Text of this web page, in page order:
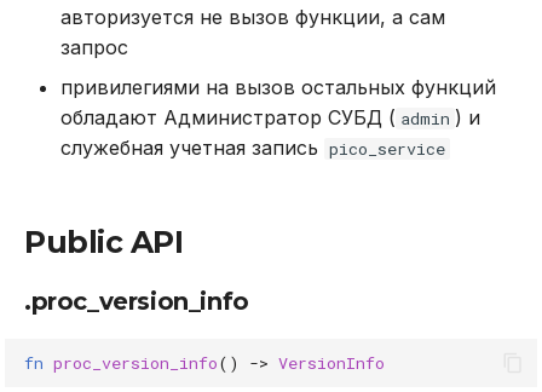
.proc_replication_sync
.proc_rpc_dispatch
.proc_runtime_info
авторизуется не вызов функции, а сам
запрос
привилегиями на вызов остальных функций
обладают Администратор СУБД ( admin ) и
служебная учетная запись pico_service
Public API
.proc_version_info
fn proc_version_info() -> VersionInfo